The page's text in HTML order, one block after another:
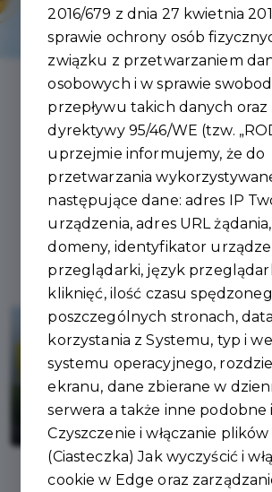
🌾 Dożynki w Ujeździe
2016/679 z dnia 27 kwietnia
sprawie ochrony osób
związku z przetwarzaniem
osobowych i w sprawie
przepływu takich danych
dyrektywy 95/46/WE (tzw.
uprzejmie informujemy, że do
przetwarzania
następujące dane: adres IP
urządzenia, adres URL
domeny, identyfikator
przeglądarki, język
kliknięć, ilość czasu
poszczególnych stronach,
korzystania z Systemu, typ i
systemu operacyjnego,
ekranu, dane zbierane w
serwera a także inne podobne
Czyszczenie i włączanie
(Ciasteczka) Jak wyczyścić i
cookie w Edge oraz